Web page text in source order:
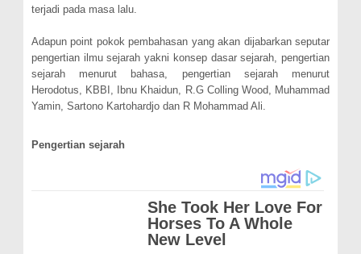
terjadi pada masa lalu.
Adapun point pokok pembahasan yang akan dijabarkan seputar
pengertian ilmu sejarah yakni konsep dasar sejarah, pengertian
sejarah menurut bahasa, pengertian sejarah menurut
Herodotus, KBBI, Ibnu Khaidun, R.G Colling Wood, Muhammad
Yamin, Sartono Kartohardjo dan R Mohammad Ali.
Pengertian sejarah